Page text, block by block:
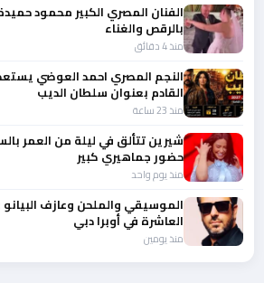
الفنان المصري الكبير محمود
بالرقص والغناء
منذ 4 دقائق
النجم المصري احمد العوضي
القادم بعنوان سلطان الديب
منذ 23 ساعة
شيرين تتألق في ليلة من العمر
حضور جماهيري كبير
منذ يوم واحد
الموسيقي والملحن وعازف
العاشرة في أوبرا دبي
منذ يومين